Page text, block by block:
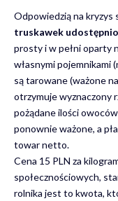
Odpowiedzią na kryzys
truskawek
prosty i w pełni oparty
własnymi pojemnikami
są tarowane (ważone
otrzymuje wyznaczony
pożądane ilości
ponownie ważone, a
towar netto.
Cena 15 PLN za
społecznościowych,
rolnika jest to kwota,